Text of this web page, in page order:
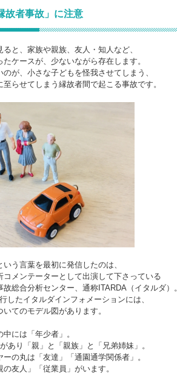
者事故」に注意
と、家族や親族、友人・知人など、
ケースが、少ないながら存在します。
が、小さな子どもを怪我させてしまう、
らせてしまう縁故者間で起こる事故です。
いう言葉を最初に発信したのは、
コメンテーターとして出演して下さっている
総合分析センター、通称ITARDA（イタルダ）
したイタルダインフォメーションには、
てのモデル図があります。
には「年少者」。
あり「親」と「親族」と「兄弟姉妹」。
の丸は「友達」「通園通学関係者」。
の友人」「従業員」がいます。